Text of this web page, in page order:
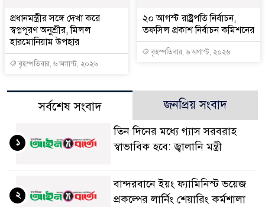
প্রধানমন্ত্রীর সঙ্গে দেখা করে
স্বপ্নপূরণ অনুশ্রীর, মিলল
হারমোনিয়াম উপহার
বৃহস্পতিবার, ৬ অগাস্ট, ২০২৬
২০ আগস্ট রাষ্ট্রপতি নির্বাচন,
তফসিল প্রকাশ নির্বাচন কমিশনের
বৃহস্পতিবার, ৬ অগাস্ট, ২০২৬
সর্বশেষ সংবাদ জনপ্রিয় সংবাদ
তিন দিনের মধ্যে গ্যাস সরবরাহ
স্বাভাবিক হবে: জ্বালানি মন্ত্রী
১
বান্দরবানে ইয়ং ফ্যামিনিস্ট ভয়েজ
প্রকল্পের লার্নিং শেয়ারিং কর্মশালা
২